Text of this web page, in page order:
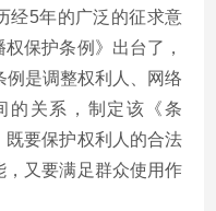
5年的广泛的征求意
保护条例》出台了，
例是调整权利人、网络
的关系，制定该《条
要保护权利人的合法
又要满足群众使用作